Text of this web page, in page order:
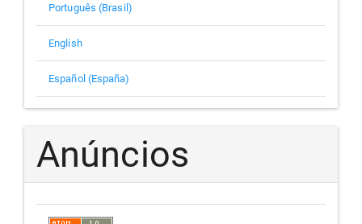
Português (Brasil)
English
Español (España)
Anúncios